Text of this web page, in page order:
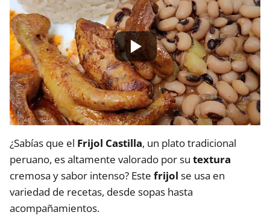
¿Sabías que el Frijol Castilla, un plato tradicional
peruano, es altamente valorado por su textura
cremosa y sabor intenso? Este frijol se usa en
variedad de recetas, desde sopas hasta
acompañamientos.